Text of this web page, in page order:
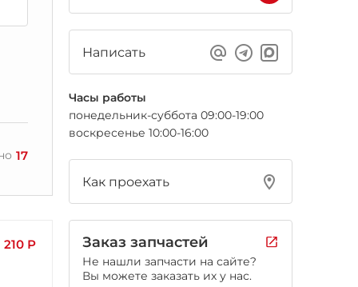
17
210 Р
Написать
Часы работы
понедельник-суббота 09:00-19:00
воскресенье 10:00-16:00
Как проехать
Заказ запчастей
Не нашли запчасти на сайте?
Вы можете заказать их у нас.